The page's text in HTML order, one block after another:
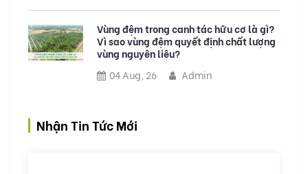
Vùng đệm trong canh tác hữu cơ là gì?
Vì sao vùng đệm quyết định chất lượng
vùng nguyên liệu?
04 Aug, 26
Admin
Nhận Tin Tức Mới